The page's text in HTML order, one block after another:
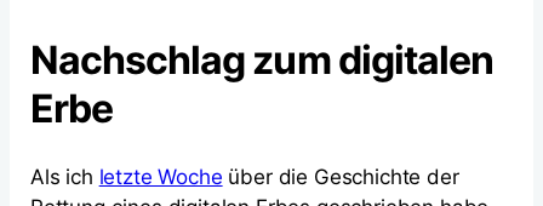
Nachschlag zum digitalen
Erbe
Als ich letzte Woche über die Geschichte der